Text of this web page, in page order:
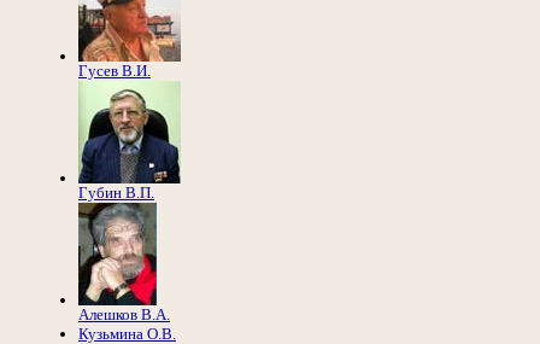
Гусев В.И.
Губин В.П.
Алешков В.А.
Кузьмина О.В.